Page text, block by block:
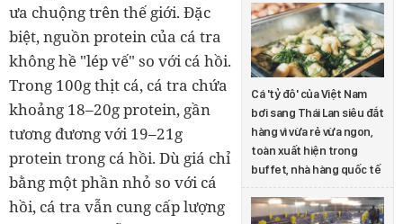
Cá 'tỷ đô' của Việt Nam
bơi sang Thái Lan siêu đắt
hàng vì vừa rẻ vừa ngon,
toàn xuất hiện trong
buffet, nhà hàng quốc tế
ưa chuộng trên thế giới. Đặc
biệt, nguồn protein của cá tra
không hề "lép vế" so với cá hồi.
Trong 100g thịt cá, cá tra chứa
khoảng 18–20g protein, gần
tương đương với 19–21g
protein trong cá hồi. Dù giá chỉ
bằng một phần nhỏ so với cá
hồi, cá tra vẫn cung cấp lượng